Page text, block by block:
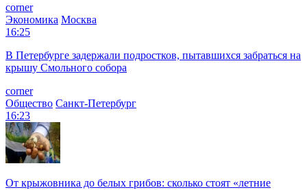
corner
Экономика Москва
16:25
В Петербурге задержали подростков, пытавшихся забраться на
крышу Смольного собора
corner
Общество Санкт-Петербург
16:23
От крыжовника до белых грибов: сколько стоят «летние